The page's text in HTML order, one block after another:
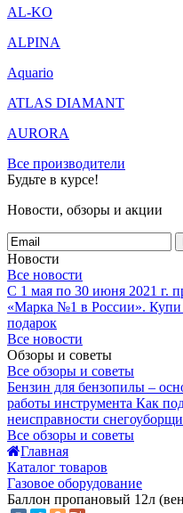
AL-KO
ALPINA
Aquario
ATLAS DIAMANT
AURORA
Все производители
Будьте в курсе!
Новости, обзоры и акции
Новости
Все новости
С 1 мая по 30 июня 2021 г.
«Марка №1 в России». Купи
подарок
Все новости
Обзоры и советы
Все обзоры и советы
Бензин для бензопилы –
работы инструмента Как
неисправности
Все обзоры и советы
Главная
Каталог товаров
Газовое оборудование
Баллон пропановый 12л